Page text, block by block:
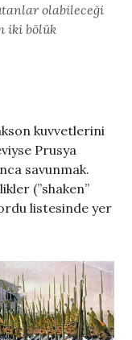
olabileceği
iki bölük
kuvvetlerini
Prusya
savunmak.
(”shaken”
listesinde yer